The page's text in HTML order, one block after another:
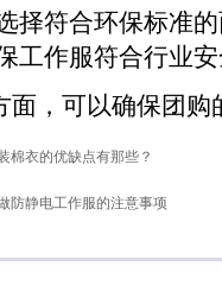
择符合环保标准的
工作服符合行业安
，可以确保团购
棉衣的优缺点有那些？
防静电工作服的注意事项